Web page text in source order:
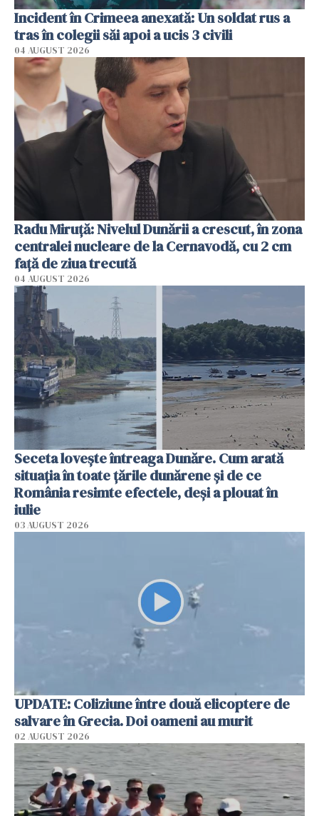
Incident în Crimeea anexată: Un soldat rus a
tras în colegii săi apoi a ucis 3 civili
04 AUGUST 2026
Radu Miruţă: Nivelul Dunării a crescut, în zona
centralei nucleare de la Cernavodă, cu 2 cm
faţă de ziua trecută
04 AUGUST 2026
Seceta lovește întreaga Dunăre. Cum arată
situația în toate țările dunărene și de ce
România resimte efectele, deși a plouat în
iulie
03 AUGUST 2026
UPDATE: Coliziune între două elicoptere de
salvare în Grecia. Doi oameni au murit
02 AUGUST 2026